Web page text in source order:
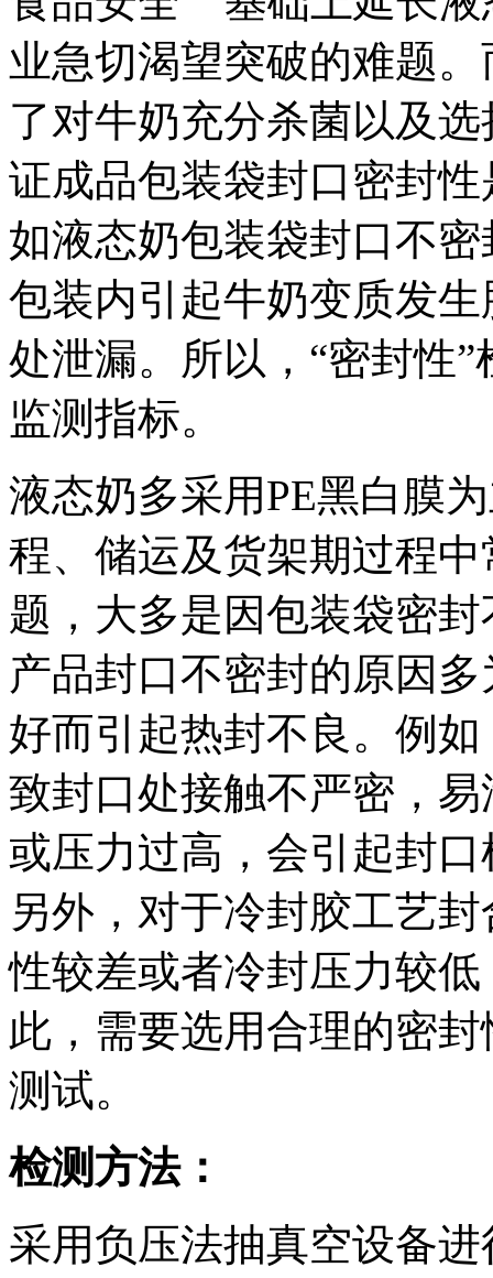
业急切渴望突破的难题
了对牛奶充分杀菌以及
证成品包装袋封口密封
如液态奶包装袋封口不
包装内引起牛奶变质发
处泄漏。所以，“密封性
监测指标。
液态奶多采用PE黑白膜
程、储运及货架期过程
题，大多是因包装袋密
产品封口不密封的原因
好而引起热封不良。例
致封口处接触不严密，
或压力过高，会引起封
另外，对于冷封胶工艺
性较差或者冷封压力较
此，需要选用合理的密
测试。
检测方法：
采用负压法抽真空设备